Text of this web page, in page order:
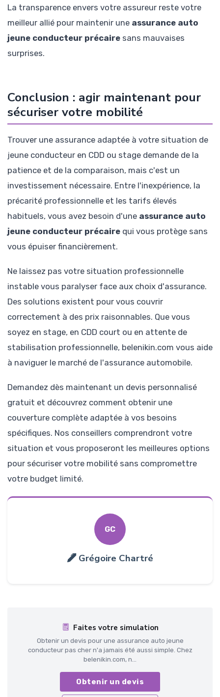
La transparence envers votre assureur reste votre
meilleur allié pour maintenir une assurance auto
jeune conducteur précaire sans mauvaises
surprises.
Conclusion : agir maintenant pour
sécuriser votre mobilité
Trouver une assurance adaptée à votre situation de
jeune conducteur en CDD ou stage demande de la
patience et de la comparaison, mais c'est un
investissement nécessaire. Entre l'inexpérience, la
précarité professionnelle et les tarifs élevés
habituels, vous avez besoin d'une assurance auto
jeune conducteur précaire qui vous protège sans
vous épuiser financièrement.
Ne laissez pas votre situation professionnelle
instable vous paralyser face aux choix d'assurance.
Des solutions existent pour vous couvrir
correctement à des prix raisonnables. Que vous
soyez en stage, en CDD court ou en attente de
stabilisation professionnelle, belenikin.com vous aide
à naviguer le marché de l'assurance automobile.
Demandez dès maintenant un devis personnalisé
gratuit et découvrez comment obtenir une
couverture complète adaptée à vos besoins
spécifiques. Nos conseillers comprendront votre
situation et vous proposeront les meilleures options
pour sécuriser votre mobilité sans compromettre
votre budget limité.
GC
Grégoire Chartré
Faites votre simulation
Obtenir un devis pour une assurance auto jeune
conducteur pas cher n'a jamais été aussi simple. Chez
belenikin.com, n...
Obtenir un devis